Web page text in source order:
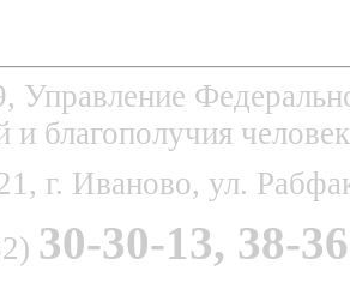
Управление
и благополучия
г. Иваново, ул.
30-30-13, 38-